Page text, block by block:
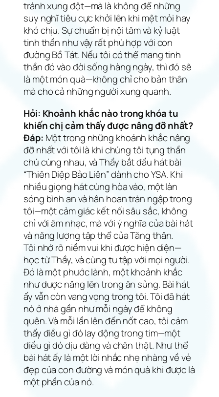
tránh xung đột—mà là không để những
suy nghĩ tiêu cực khởi lên khi mệt mỏi hay
khó chịu. Sự chuẩn bị nội tâm và kỷ luật
tinh thần như vậy rất phù hợp với con
đường Bồ Tát. Nếu tôi có thể mang tinh
thần đó vào đời sống hàng ngày, thì đó sẽ
là một món quà—không chỉ cho bản thân
mà cho cả những người xung quanh.
Hỏi: Khoảnh khắc nào trong khóa tu
khiến chị cảm thấy được nâng đỡ nhất?
Đáp: Một trong những khoảnh khắc nâng
đỡ nhất với tôi là khi chúng tôi tụng thần
chú cùng nhau, và Thầy bắt đầu hát bài
“Thiên Diệp Bảo Liên”dành cho YSA. Khi
nhiều giọng hát cùng hòa vào, một làn
sóng bình an và hân hoan tràn ngập trong
tôi—một cảm giác kết nối sâu sắc, không
chỉ với âm nhạc, mà với ý nghĩa của bài hát
và năng lượng tập thể của Tăng thân.
Tôi nhớ rõ niềm vui khi được hiện diện—
học từ Thầy, và cùng tu tập với mọi người.
Đó là một phước lành, một khoảnh khắc
như được nâng lên trong ân sủng. Bài hát
ấy vẫn còn vang vọng trong tôi. Tôi đã hát
nó ở nhà gần như mỗi ngày để không
quên. Và mỗi lần lên đến nốt cao, tôi cảm
thấy điều gì đó lay động trong tim—một
điều gì đó dịu dàng và chân thật. Như thể
bài hát ấy là một lời nhắc nhẹ nhàng về vẻ
đẹp của con đường và món quà khi được là
một phần của nó.